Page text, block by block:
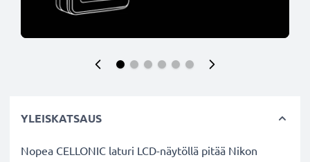
YLEISKATSAUS
Nopea CELLONIC laturi LCD-näytöllä pitää Nikon